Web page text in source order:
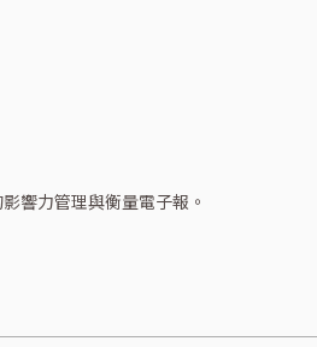
響力管理與衡量電子報。